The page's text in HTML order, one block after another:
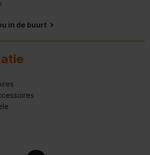
in de buurt